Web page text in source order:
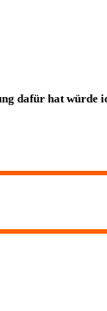
dafür hat würde